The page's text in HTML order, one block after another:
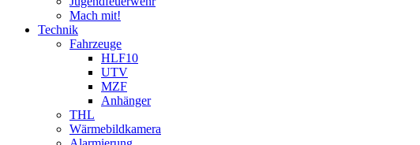
Mach mit!
Technik
Fahrzeuge
HLF10
UTV
MZF
Anhänger
THL
Wärmebildkamera